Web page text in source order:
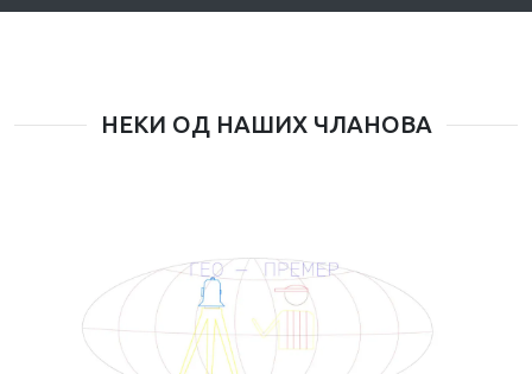
НЕКИ ОД НАШИХ ЧЛАНОВА